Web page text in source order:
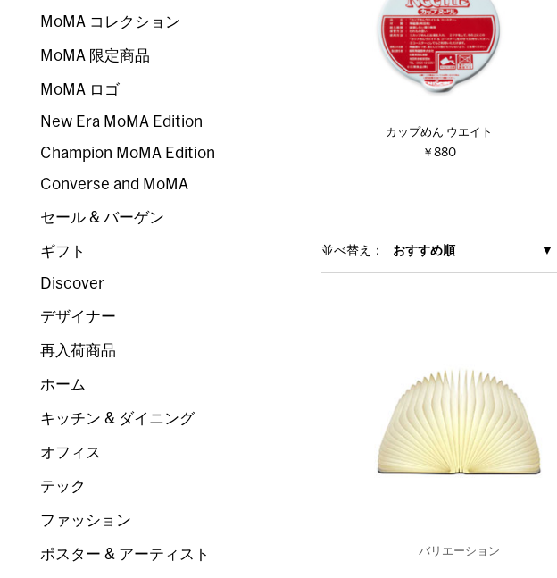
カップめん ウエイト
￥880
並べ替え： おすすめ順
バリエーション
MoMA コレクション
MoMA 限定商品
MoMA ロゴ
New Era MoMA Edition
Champion MoMA Edition
Converse and MoMA
セール & バーゲン
ギフト
Discover
デザイナー
再入荷商品
ホーム
キッチン & ダイニング
オフィス
テック
ファッション
ポスター & アーティスト